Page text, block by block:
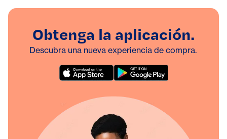
Obtenga la aplicación.
Descubra una nueva experiencia de compra.